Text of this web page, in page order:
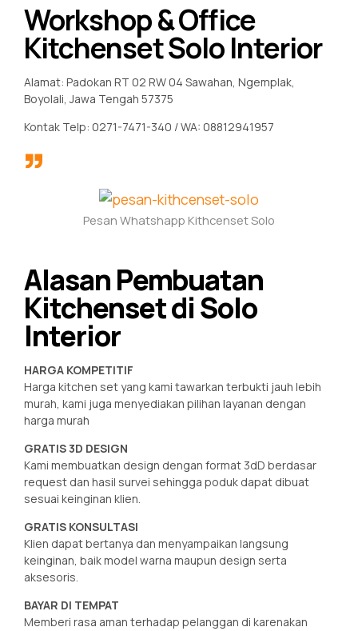
Workshop & Office
Kitchenset Solo Interior
Alamat: Padokan RT 02 RW 04 Sawahan, Ngemplak,
Boyolali, Jawa Tengah 57375
Kontak Telp: 0271-7471-340 / WA: 08812941957
Pesan Whatshapp Kithcenset Solo
Alasan Pembuatan
Kitchenset di Solo
Interior
HARGA KOMPETITIF
Harga kitchen set yang kami tawarkan terbukti jauh lebih
murah, kami juga menyediakan pilihan layanan dengan
harga murah
GRATIS 3D DESIGN
Kami membuatkan design dengan format 3dD berdasar
request dan hasil survei sehingga poduk dapat dibuat
sesuai keinginan klien.
GRATIS KONSULTASI
Klien dapat bertanya dan menyampaikan langsung
keinginan, baik model warna maupun design serta
aksesoris.
BAYAR DI TEMPAT
Memberi rasa aman terhadap pelanggan di karenakan